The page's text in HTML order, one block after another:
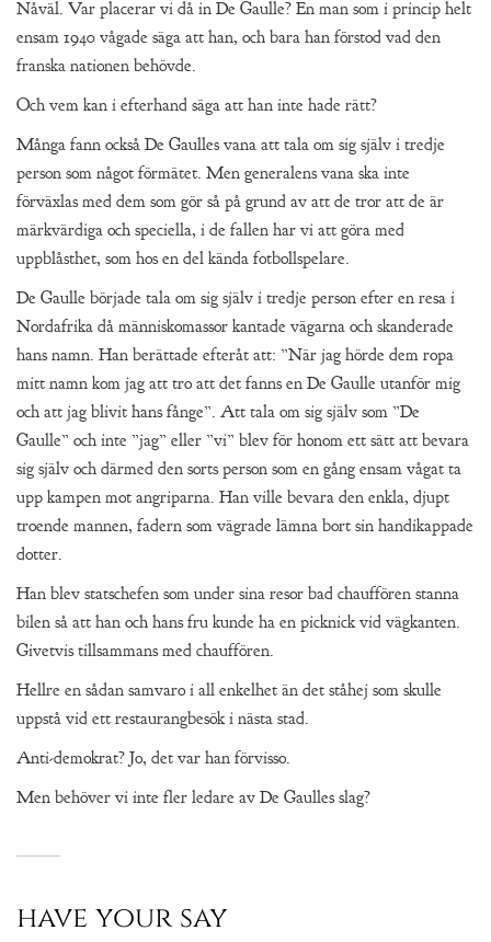
Nåväl. Var placerar vi då in De Gaulle? En man som i princip helt
ensam 1940 vågade säga att han, och bara han förstod vad den
franska nationen behövde.
Och vem kan i efterhand säga att han inte hade rätt?
Många fann också De Gaulles vana att tala om sig själv i tredje
person som något förmätet. Men generalens vana ska inte
förväxlas med dem som gör så på grund av att de tror att de är
märkvärdiga och speciella, i de fallen har vi att göra med
uppblåsthet, som hos en del kända fotbollspelare.
De Gaulle började tala om sig själv i tredje person efter en resa i
Nordafrika då människomassor kantade vägarna och skanderade
hans namn. Han berättade efteråt att: ”När jag hörde dem ropa
mitt namn kom jag att tro att det fanns en De Gaulle utanför mig
och att jag blivit hans fånge”. Att tala om sig själv som ”De
Gaulle” och inte ”jag” eller ”vi” blev för honom ett sätt att bevara
sig själv och därmed den sorts person som en gång ensam vågat ta
upp kampen mot angriparna. Han ville bevara den enkla, djupt
troende mannen, fadern som vägrade lämna bort sin handikappade
dotter.
Han blev statschefen som under sina resor bad chauffören stanna
bilen så att han och hans fru kunde ha en picknick vid vägkanten.
Givetvis tillsammans med chauffören.
Hellre en sådan samvaro i all enkelhet än det ståhej som skulle
uppstå vid ett restaurangbesök i nästa stad.
Anti-demokrat? Jo, det var han förvisso.
Men behöver vi inte fler ledare av De Gaulles slag?
have your say